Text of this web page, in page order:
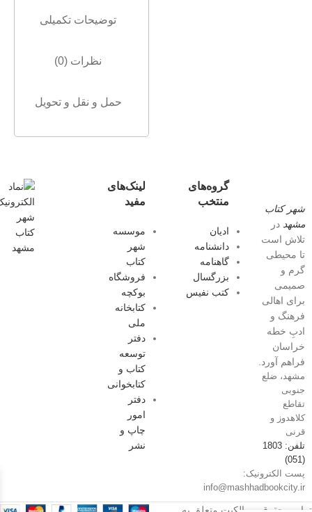
توضیحات تکمیلی
نظرات (0)
حمل و نقل و تحویل
شهر کتاب
مشهد در
تلاش است
تا محیطی
گرم و
صمیمی
برای اهالی
فرهنگ و
ادبِ خطه
خراسان
فراهم آورد.
مشهد، ضلع
جنوبی
تقاطع
کلاهدوز و
قرنی
تلفن: 1803
(051)
پست الکترونیک:
info@mashhadbookcity.ir
گروه‌های
منتخب
ادیان
دانشنامه
گاهنامه
بزرگسال
کتب نفیس
لینک‌های
مفید
موسسه
شهر
کتاب
فروشگاه
بوکچه
کتابخانه
ملی
دفتر
توسعه
کتاب و
کتابخوانی
دفتر
امور
چاپ و
نشر